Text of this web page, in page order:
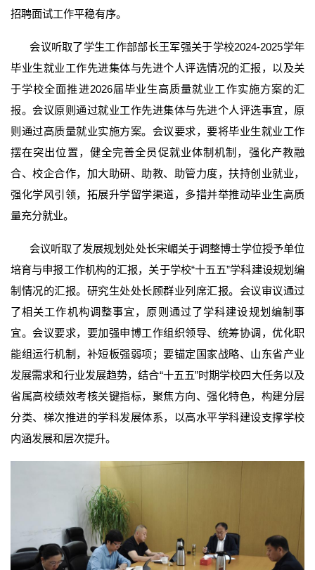
招聘面试工作平稳有序。
会议听取了学生工作部部长王军强关于学校2024-2025学年
毕业生就业工作先进集体与先进个人评选情况的汇报，以及关
于学校全面推进2026届毕业生高质量就业工作实施方案的汇
报。会议原则通过就业工作先进集体与先进个人评选事宜，原
则通过高质量就业实施方案。会议要求，要将毕业生就业工作
摆在突出位置，健全完善全员促就业体制机制，强化产教融
合、校企合作，加大助研、助教、助管力度，扶持创业就业，
强化学风引领，拓展升学留学渠道，多措并举推动毕业生高质
量充分就业。
会议听取了发展规划处处长宋嵋关于调整博士学位授予单位
培育与申报工作机构的汇报，关于学校“十五五”学科建设规划编
制情况的汇报。研究生处处长顾群业列席汇报。会议审议通过
了相关工作机构调整事宜，原则通过了学科建设规划编制事
宜。会议要求，要加强申博工作组织领导、统筹协调，优化职
能组运行机制，补短板强弱项；要锚定国家战略、山东省产业
发展需求和行业发展趋势，结合“十五五”时期学校四大任务以及
省属高校绩效考核关键指标，聚焦方向、强化特色，构建分层
分类、梯次推进的学科发展体系，以高水平学科建设支撑学校
内涵发展和层次提升。